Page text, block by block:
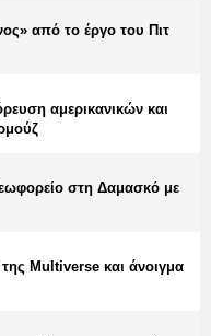
από το έργο του Πιτ
αμερικανικών και
στη Δαμασκό με
Multiverse και άνοιγμα